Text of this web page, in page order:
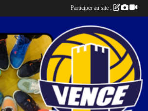
Participer au site :